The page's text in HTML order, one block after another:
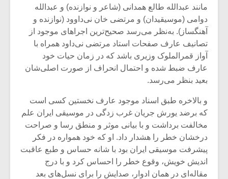
مانند عبدالله طالع همدانی (شاعر و نوازنده) و عبدالله
دوامی (موسیقیدان) و مرتضی خان نی‌داوود (نوازنده و
آهنگساز). به‌نظر می‌رسد صحیح‌ترین اجراهای موجود از
تصانیف عارف صفحات استاد مرتضی نی‌داود همراه با
آواز قمرالملوک وزیری باشد که در زمان حیات خود
عارف ضبط شده و احتمال انحراف از صورت اصلی‌شان
بعید بنظر می‌رسد.
و بالاخره طبق اسناد موجود عارف نخستین کسی است
که برضد یورش جریان غرب زدگی در موسیقی ایران علم
مخالفت برداشت و با بیانی موثر و منطق رسا و صراحت
درخشان خطر را هشدار داد. او که خود همواره در فکر
پیشرفت موسیقی ایران بود با شانه حساس و طبع عاقبت
اندیش خویش، وقوع خطر را احساس کرد و با درج
مقاله‌ای در همان ادوار، صدایش را برای نسل‌های بعد
یادداشتی بر موسیقی
متن فیلم «متری
شیش و نیم»
اگر نمی توانی
مشهورترین باشی،
موسیقی
برگزار
موسیقی